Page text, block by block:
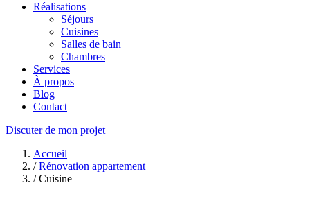
Réalisations
Séjours
Cuisines
Salles de bain
Chambres
Services
À propos
Blog
Contact
Discuter de mon projet
Accueil
/ Rénovation appartement
/ Cuisine